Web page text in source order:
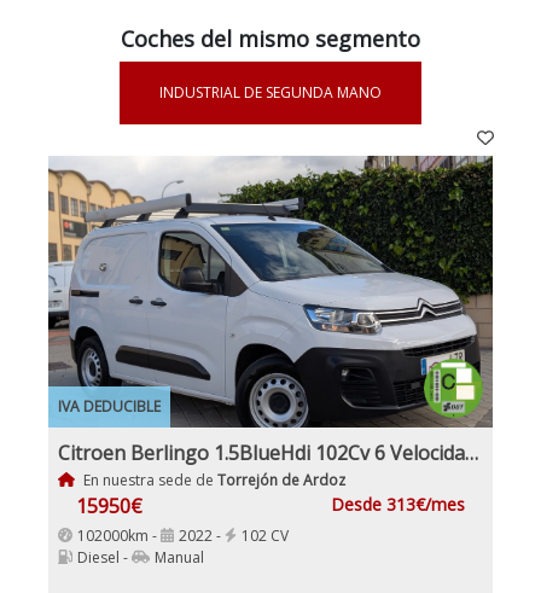
Coches del mismo segmento
INDUSTRIAL DE SEGUNDA MANO
IVA DEDUCIBLE
Citroen Berlingo 1.5BlueHdi 102Cv 6 Velocidades Etiqueta C IVA y Garantía Incl Nacional Historial mantenimiento
En nuestra sede de Torrejón de Ardoz
15950€ Desde 313€/mes
102000km - 2022 -
102 CV
Diesel -
Manual